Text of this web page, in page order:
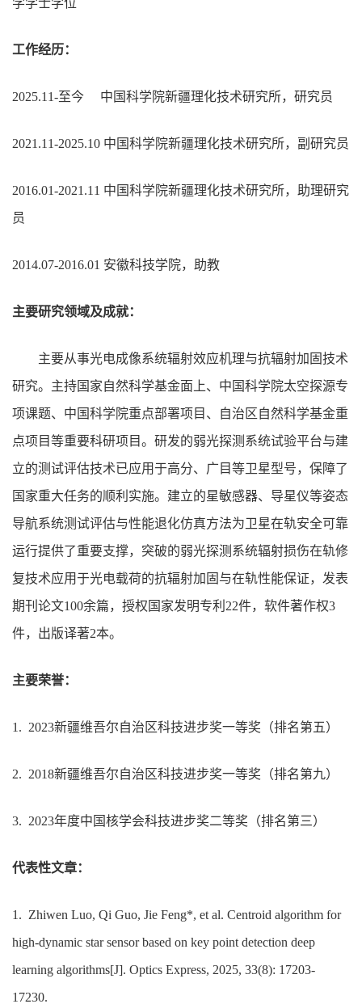
学学士学位
工作经历：
2025.11-至今 中国科学院新疆理化技术研究所，研究员
2021.11-2025.10 中国科学院新疆理化技术研究所，副研究员
2016.01-2021.11 中国科学院新疆理化技术研究所，助理研究
员
2014.07-2016.01 安徽科技学院，助教
主要研究领域及成就：
主要从事光电成像系统辐射效应机理与抗辐射加固技术
研究。主持国家自然科学基金面上、中国科学院太空探源专
项课题、中国科学院重点部署项目、自治区自然科学基金重
点项目等重要科研项目。研发的弱光探测系统试验平台与建
立的测试评估技术已应用于高分、广目等卫星型号，保障了
国家重大任务的顺利实施。建立的星敏感器、导星仪等姿态
导航系统测试评估与性能退化仿真方法为卫星在轨安全可靠
运行提供了重要支撑，突破的弱光探测系统辐射损伤在轨修
复技术应用于光电载荷的抗辐射加固与在轨性能保证，发表
期刊论文100余篇，授权国家发明专利22件，软件著作权3
件，出版译著2本。
主要荣誉：
1. 2023新疆维吾尔自治区科技进步奖一等奖（排名第五）
2. 2018新疆维吾尔自治区科技进步奖一等奖（排名第九）
3. 2023年度中国核学会科技进步奖二等奖（排名第三）
代表性文章：
1. Zhiwen Luo, Qi Guo, Jie Feng*, et al. Centroid algorithm for
high-dynamic star sensor based on key point detection deep
learning algorithms[J]. Optics Express, 2025, 33(8): 17203-
17230.